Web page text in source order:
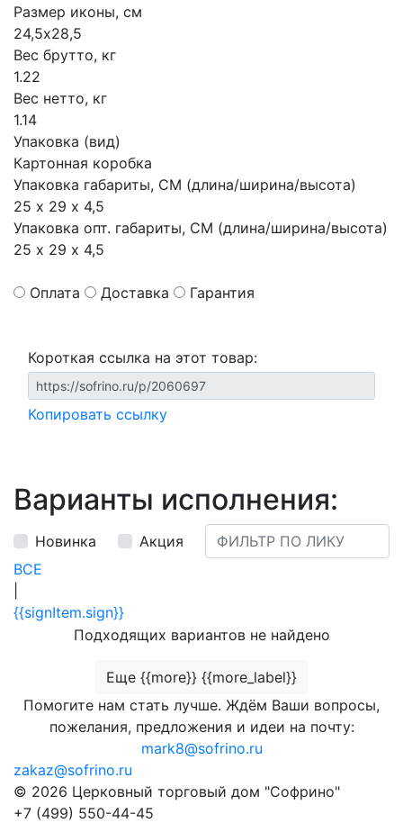
Размер иконы, см
24,5х28,5
Вес брутто, кг
1.22
Вес нетто, кг
1.14
Упаковка (вид)
Картонная коробка
Упаковка габариты, СМ (длина/ширина/высота)
25 х 29 х 4,5
Упаковка опт. габариты, СМ (длина/ширина/высота)
25 х 29 х 4,5
Оплата Доставка Гарантия
Короткая ссылка на этот товар:
Копировать ссылку
Варианты исполнения:
Новинка
Акция
ВСЕ
{{signItem.sign}}
Подходящих вариантов не найдено
Еще {{more}} {{more_label}}
Помогите нам стать лучше. Ждём Ваши вопросы,
пожелания, предложения и идеи на почту:
mark8@sofrino.ru
zakaz@sofrino.ru
© 2026 Церковный торговый дом "Софрино"
+7 (499) 550-44-45